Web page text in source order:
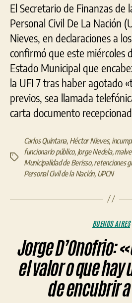
El Secretario de Finanzas de
Personal Civil De La Nación
Nieves, en declaraciones a
confirmó que este miércoles
Estado Municipal que
la UFI 7 tras haber agotado
previos, sea llamada
carta documento
Etiquetas
Carlos Quintana, Héctor Nieves,
funcionario público, Jorge Nedela,
Municipalidad de Berisso, retenciones
Personal Civil de la Nación, UPCN
BUENOS AIRES
Jorge D’Onofrio:
el valor o que
de encubrir